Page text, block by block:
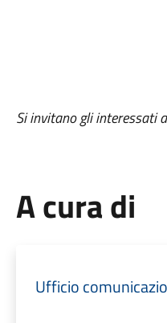
Si invitano gli interessati
A cura di
Ufficio